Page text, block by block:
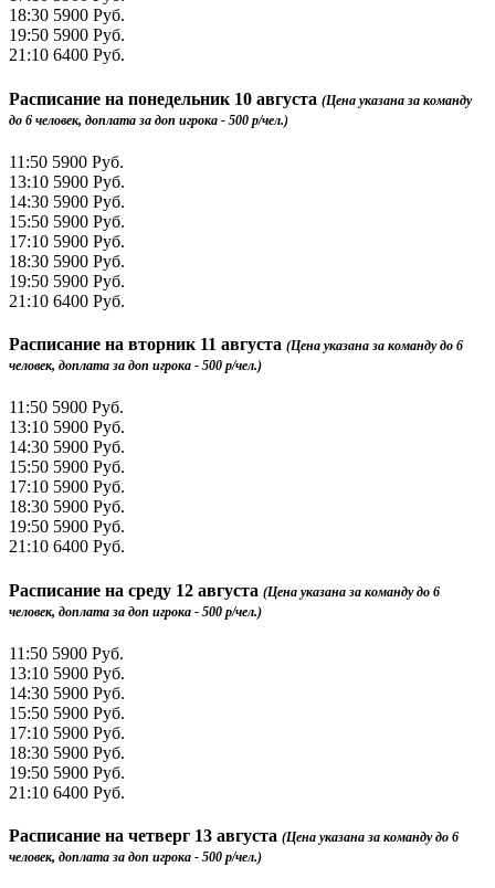
18:30 5900 Руб.
19:50 5900 Руб.
21:10 6400 Руб.
Расписание на понедельник 10 августа (Цена указана за команду
до 6 человек, доплата за доп игрока - 500 р/чел.)
11:50 5900 Руб.
13:10 5900 Руб.
14:30 5900 Руб.
15:50 5900 Руб.
17:10 5900 Руб.
18:30 5900 Руб.
19:50 5900 Руб.
21:10 6400 Руб.
Расписание на вторник 11 августа (Цена указана за команду до 6
человек, доплата за доп игрока - 500 р/чел.)
11:50 5900 Руб.
13:10 5900 Руб.
14:30 5900 Руб.
15:50 5900 Руб.
17:10 5900 Руб.
18:30 5900 Руб.
19:50 5900 Руб.
21:10 6400 Руб.
Расписание на среду 12 августа (Цена указана за команду до 6
человек, доплата за доп игрока - 500 р/чел.)
11:50 5900 Руб.
13:10 5900 Руб.
14:30 5900 Руб.
15:50 5900 Руб.
17:10 5900 Руб.
18:30 5900 Руб.
19:50 5900 Руб.
21:10 6400 Руб.
Расписание на четверг 13 августа (Цена указана за команду до 6
человек, доплата за доп игрока - 500 р/чел.)